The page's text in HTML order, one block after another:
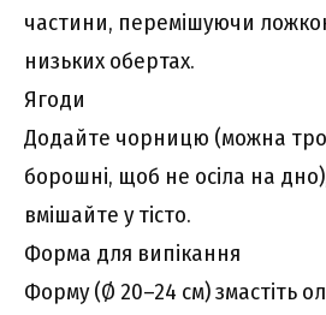
частини, перемішуючи
низьких обертах.
Ягоди
Додайте чорницю (можна
борошні, щоб не осіла на
вмішайте у тісто.
Форма для випікання
Форму (Ø 20–24 см) змастіть